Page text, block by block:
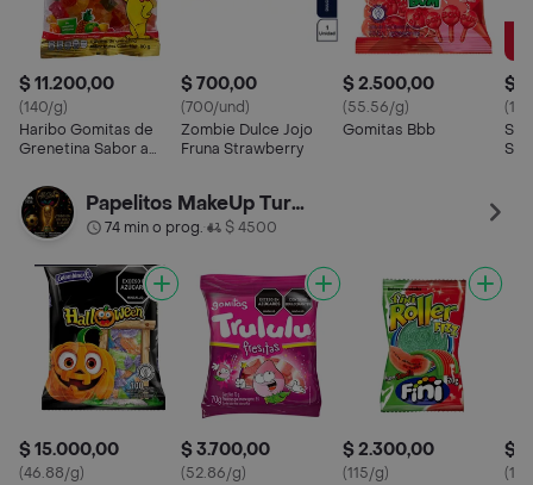
$ 11.200,00
(140/g)
Haribo Gomitas de
Grenetina Sabor a
$ 700,00
(700/und)
Zombie Dulce Jojo
Fruna Strawberry
$ 2.500,00
(55.56/g)
Gomitas Bbb
$
Papelitos MakeUp Turbo
74 min o prog.• $ 4500
$ 15.000,00
(46.88/g)
$ 3.700,00
(52.86/g)
$ 2.300,00
(115/g)
$